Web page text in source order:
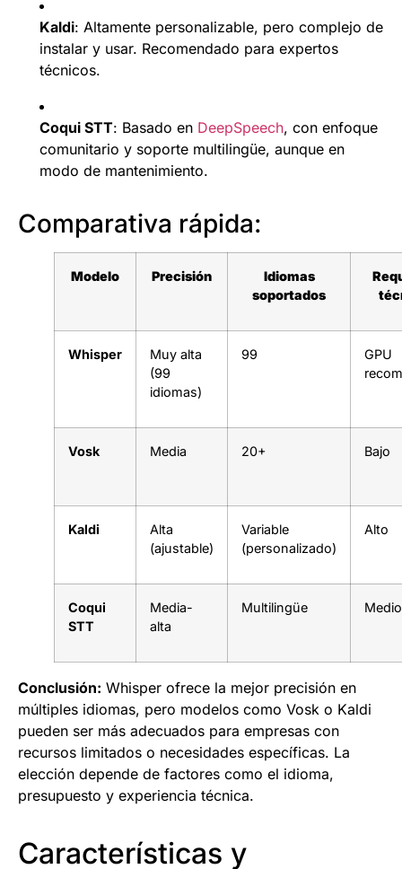
Kaldi: Altamente personalizable, pero complejo de
instalar y usar. Recomendado para expertos
técnicos.
Coqui STT: Basado en DeepSpeech, con enfoque
comunitario y soporte multilingüe, aunque en
modo de mantenimiento.
Comparativa rápida:
Modelo Precisión
Idiomas
soportados
Whisper
Muy alta
(99
idiomas)
99
GPU
Vosk Media 20+ Bajo
Kaldi
Alta
(ajustable)
Variable
(personalizado)
Alto
Coqui
STT
Media-
alta
Multilingüe Medio
Conclusión: Whisper ofrece la mejor precisión en
múltiples idiomas, pero modelos como Vosk o Kaldi
pueden ser más adecuados para empresas con
recursos limitados o necesidades específicas. La
elección depende de factores como el idioma,
presupuesto y experiencia técnica.
Características y